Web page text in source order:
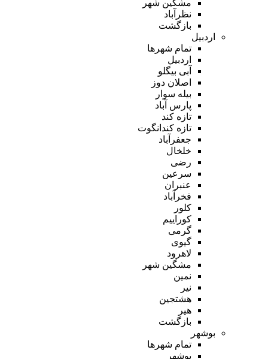
مشکین شهر
نظرآباد
بازگشت
اردبیل
تمام شهر‌ها
اردبیل
آبی بیگلو
اصلان دوز
بیله سوار
پارس آباد
تازه کند
تازه کندانگوت
جعفرآباد
خلخال
رضی
سرعین
عنبران
فخرآباد
کلور
کوراییم
گرمی
گیوی
لاهرود
مشگین شهر
نمین
نیر
هشتجین
هیر
بازگشت
بوشهر
تمام شهر‌ها
بوشهر